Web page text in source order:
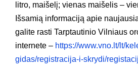
litro, maišelį; vienas maišelis –
Išsamią informaciją apie
galite rasti Tarptautinio Vilniaus
internete – https://www.vno.lt/lt/
gidas/registracija-i-skrydi/